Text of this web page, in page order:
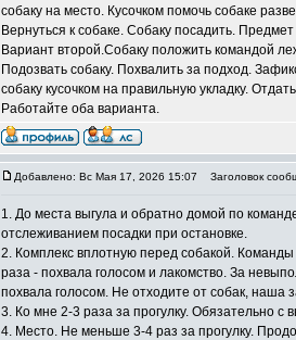
собаку на место. Кусочком помочь собаке
Вернуться к собаке. Собаку посадить.
Вариант второй.Собаку положить командой
Подозвать собаку. Похвалить за подход.
собаку кусочком на правильную укладку.
Работайте оба варианта.
Добавлено: Вс Мая 17, 2026 15:07 Заголовок
1. До места выгула и обратно домой по
отслеживанием посадки при остановке.
2. Комплекс вплотную перед собакой.
раза - похвала голосом и лакомство. За
похвала голосом. Не отходите от собак, наша
3. Ко мне 2-3 раза за прогулку. Обязательно с
4. Место. Не меньше 3-4 раз за прогулку.